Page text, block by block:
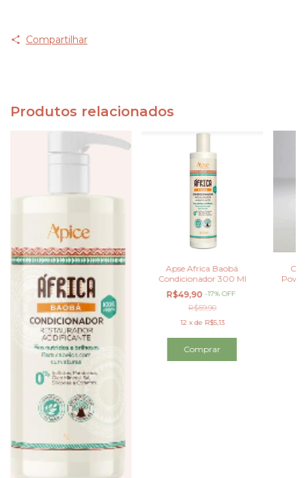
Compartilhar
Produtos relacionados
Apse Africa Baobá
Condicionador 300 Ml
R$49,90 -17%OFF
R$59,90
12 xde R$5,13